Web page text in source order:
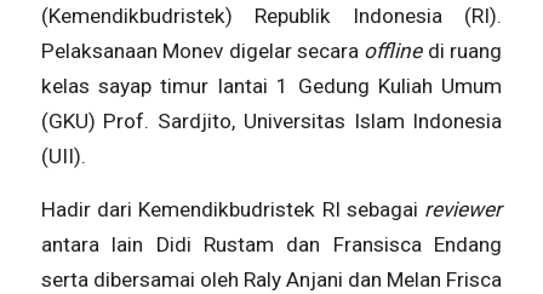
(Kemendikbudristek) Republik Indonesia (RI).
Pelaksanaan Monev digelar secara offlinedi ruang
kelas sayap timur lantai 1 Gedung Kuliah Umum
(GKU) Prof. Sardjito, Universitas Islam Indonesia
(UII).
Hadir dari Kemendikbudristek RI sebagai reviewer
antara lain Didi Rustam dan Fransisca Endang
serta dibersamai oleh Raly Anjani dan Melan Frisca